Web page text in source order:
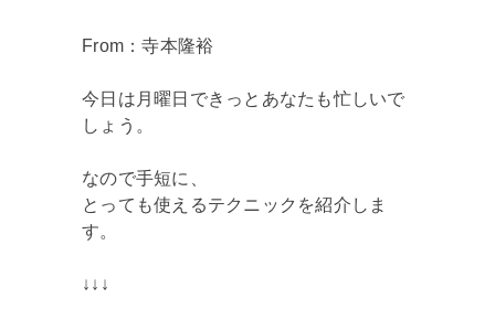
From：寺本隆裕
今日は月曜日できっとあなたも忙しいで
しょう。
なので手短に、
とっても使えるテクニックを紹介しま
す。
↓↓↓